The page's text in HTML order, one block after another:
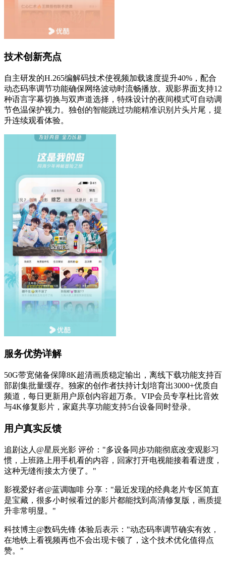
技术创新亮点
自主研发的H.265编解码技术使视频加载速度提升40%，配合
动态码率调节功能确保网络波动时流畅播放。观影界面支持12
种语言字幕切换与双声道选择，特殊设计的夜间模式可自动调
节色温保护视力。独创的智能跳过功能精准识别片头片尾，提
升连续观看体验。
服务优势详解
50G带宽储备保障8K超清画质稳定输出，离线下载功能支持百
部剧集批量缓存。独家的创作者扶持计划培育出3000+优质自
频道，每日更新用户原创内容超万条。VIP会员专享杜比音效
与4K修复影片，家庭共享功能支持5台设备同时登录。
用户真实反馈
追剧达人@星辰光影 评价："多设备同步功能彻底改变观影习
惯，上班路上用手机看的内容，回家打开电视能接着看进度，
这种无缝衔接太方便了。"
影视爱好者@蓝调咖啡 分享："最近发现的经典老片专区简直
是宝藏，很多小时候看过的影片都能找到高清修复版，画质提
升非常明显。"
科技博主@数码先锋 体验后表示："动态码率调节确实有效，
在地铁上看视频再也不会出现卡顿了，这个技术优化值得点
赞。"